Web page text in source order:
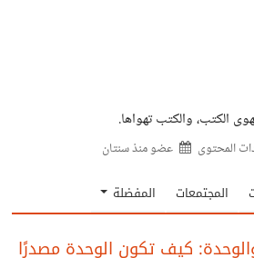
الكتب، والكتب تهواها.
عضو منذسنتان
المجتمعات المفضلة
كيف تكون الوحدة مصدرًا